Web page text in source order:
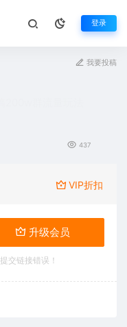
登录
我要投稿
437
VIP折扣
升级会员
交链接错误！